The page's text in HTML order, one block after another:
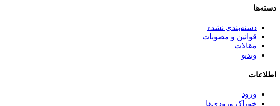
دسته‌ها
دسته‌بندی نشده
قوانین و مصوبات
مقالات
وبدیو
اطلاعات
ورود
خوراک ورودی‌ها